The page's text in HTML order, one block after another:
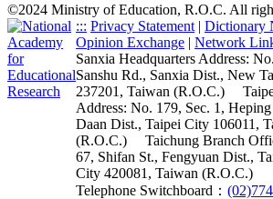
©2024 Ministry of Education, R.O.C. All
::: Privacy Statement | Dictionary
Opinion Exchange | Network
Sanxia Headquarters Address:
Sanshu Rd., Sanxia Dist., New
237201, Taiwan (R.O.C.)
Address: No. 179, Sec. 1,
Daan Dist., Taipei City 106011,
(R.O.C.)
Taichung Branch
67, Shifan St., Fengyuan Dist.,
City 420081, Taiwan (R.O.C.)
Telephone Switchboard：